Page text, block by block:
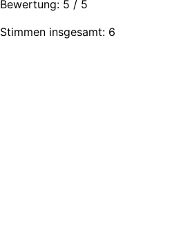
Bewertung: 5 / 5
Stimmen insgesamt: 6